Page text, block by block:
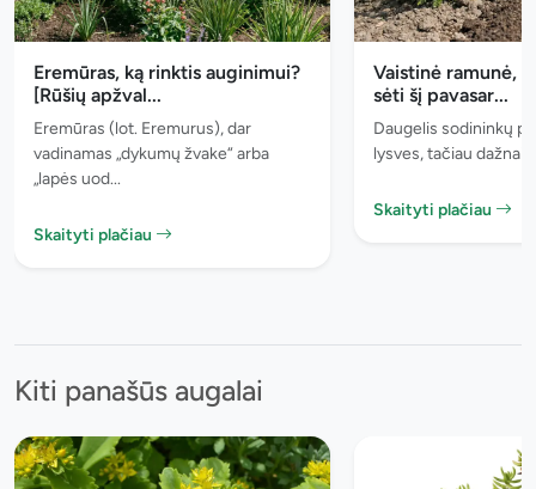
Eremūras, ką rinktis auginimui?
[Rūšių apžval...
Eremūras (lot. Eremurus), dar
vadinamas „dykumų žvake“ arba
„lapės uod...
Skaityti plačiau
Vaistinė ramunė,
sėti šį pavasar...
Daugelis sodininkų
lysves, tačiau dažnai
Skaityti plačiau
Kiti panašūs augalai